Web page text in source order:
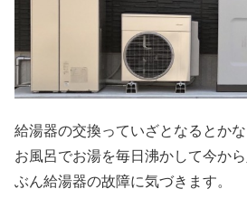
給湯器の交換っていざとなるとかな
お風呂でお湯を毎日沸かして今か
ぶん給湯器の故障に気づきます。